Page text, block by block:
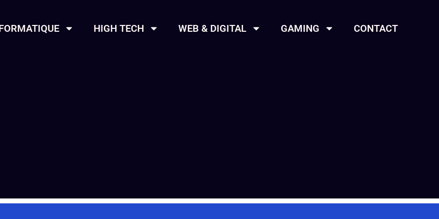
HIGH TECH WEB & DIGITAL GAMING CONTACT